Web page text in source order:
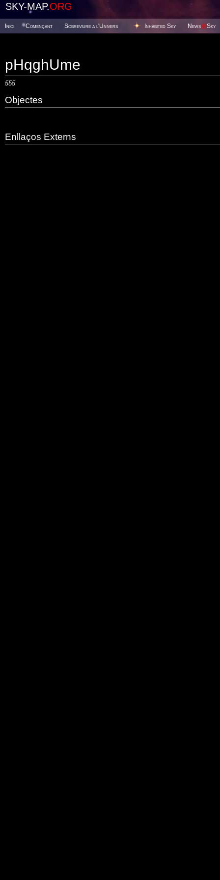
SKY-MAP.ORG
Inici Començant Sobreviure a l'Univers Inhabited Sky News@Sky
pHqghUme
555
Objectes
Enllaços Externs